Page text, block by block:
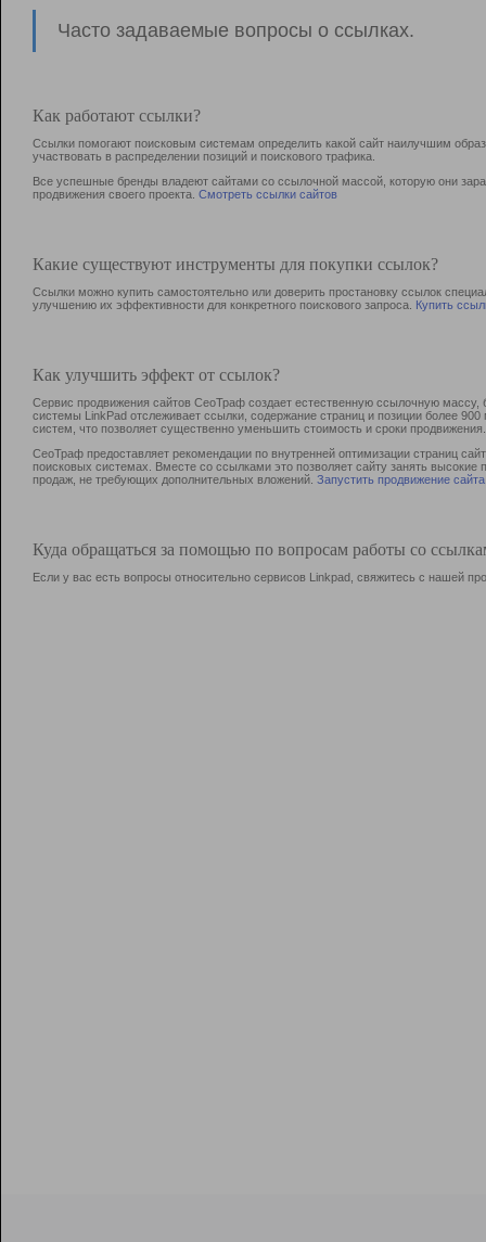
Часто задаваемые вопросы о ссылках.
Как работают ссылки?
Ссылки помогают поисковым системам определить какой сайт наилучшим
участвовать в раcпределении позиций и поискового трафика.
Все успешные бренды владеют сайтами со ссылочной массой, которую они
продвижения своего проекта. Смотреть ссылки сайтов
Какие существуют инструменты для покупки ссылок?
Ссылки можно купить самостоятельно или доверить простановку ссылок
улучшению их эффективности для конкретного поискового запроса. Купить
Как улучшить эффект от ссылок?
Сервис продвижения сайтов СеоТраф создает естественную ссылочную
системы LinkPad отслеживает ссылки, содержание страниц и позиции более
систем, что позволяет существенно уменьшить стоимость и сроки продвижения.
СеоТраф предоставляет рекомендации по внутренней оптимизации страниц
поисковых системах. Вместе со ссылками это позволяет сайту занять
продаж, не требующих дополнительных вложений. Запустить продвижение сайта
Куда обращаться за помощью по вопросам работы со
Если у вас есть вопросы относительно сервисов Linkpad, свяжитесь с нашей